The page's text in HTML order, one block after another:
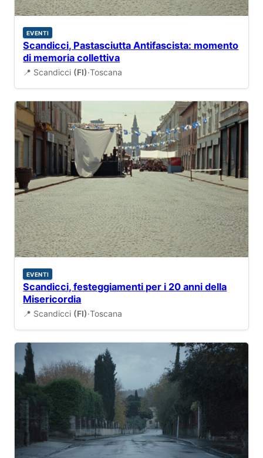
EVENTI
Scandicci, Pastasciutta Antifascista: momento
di memoria collettiva
📍 Scandicci (FI)·Toscana
EVENTI
Scandicci, festeggiamenti per i 20 anni della
Misericordia
📍 Scandicci (FI)·Toscana